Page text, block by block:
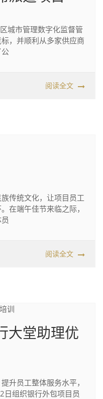
城市管理数字化监督管
，并顺利从多家供应商
阅读全文
传统文化，让项目员工
在端午佳节来临之际，
阅读全文
大堂助理优
升员工整体服务水平，
组织银行外包项目员